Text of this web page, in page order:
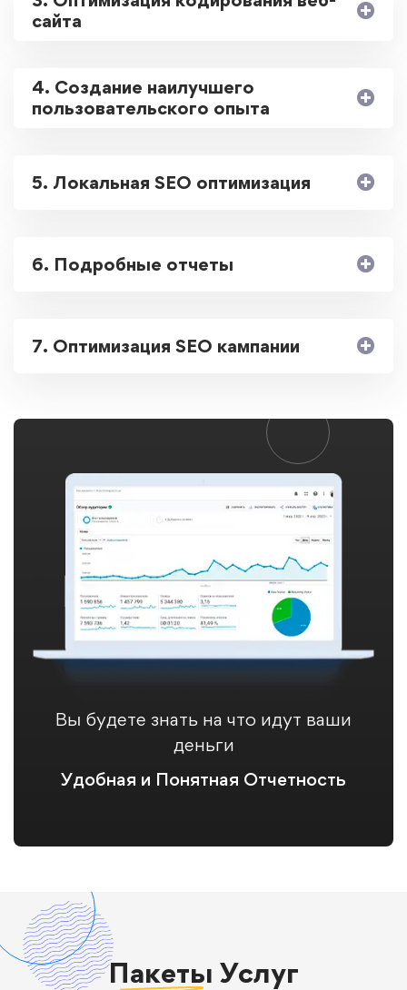
сайта
4. Создание наилучшего
пользовательского опыта
5. Локальная SEO оптимизация
6. Подробные отчеты
7. Оптимизация SEO кампании
Вы будете знать на что идут ваши
деньги
Удобная и Понятная Отчетность
Пакеты Услуг